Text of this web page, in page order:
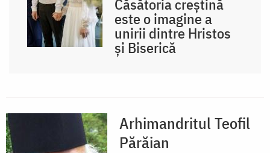
Căsătoria creștină
este o imagine a
unirii dintre Hristos
și Biserică
Arhimandritul Teofil
Părăian